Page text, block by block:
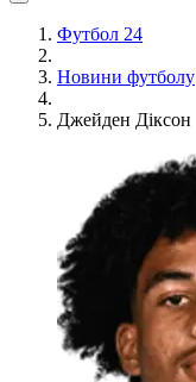
Футбол 24
Новини футболу
Джейден Діксон